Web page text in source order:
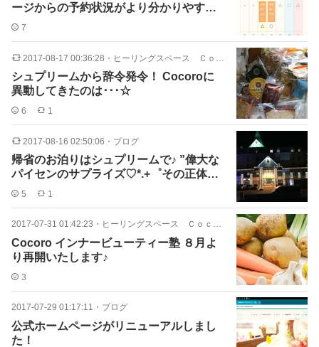
ージからの予約状況がより分かりやすく
なりました♪
7
2017-08-17 00:36:28 ・ ヒーリングスペース Ｃｏｃｏｒｏ
シュプリームから辞令発令！ Cocoroに
異動してきたのは･･･☆
6 1
2017-08-16 02:50:06 ・ ブログ
帰省のお泊りはシュプリームで♪ ”偉大な
パイセンのサプライズ♡*.+゜その正体
は…！？”
5 1
2017-07-31 01:42:23 ・ ヒーリングスペース Ｃｏｃｏｒｏ
Cocoro インナービューティー塾 ８月よ
り再開いたします♪
3
2017-07-29 01:17:11 ・ ブログ
公式ホームページがリニューアルしまし
た！